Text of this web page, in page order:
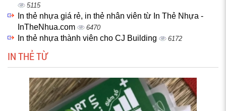
5115
In thẻ nhựa giá rẻ, in thẻ nhân viên từ In Thẻ Nhựa -
InTheNhua.com
6470
In thẻ nhựa thành viên cho CJ Building 6172
IN THẺ TỪ